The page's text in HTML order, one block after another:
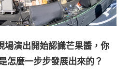
場演出開始認識芒果醬，你
怎麼一步步發展出來的？